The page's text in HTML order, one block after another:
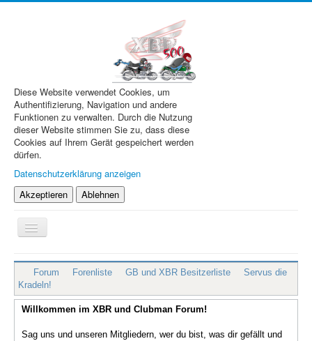
Diese Website verwendet Cookies, um
Authentifizierung, Navigation und andere
Funktionen zu verwalten. Durch die Nutzung
dieser Website stimmen Sie zu, dass diese
Cookies auf Ihrem Gerät gespeichert werden
dürfen.
Datenschutzerklärung anzeigen
Akzeptieren
Ablehnen
Navigation
an/aus
XBR.de
Technik
Forum
Treffen & Touren
Forum Forenliste GB und XBR Besitzerliste
Servus die
Kradeln!
Willkommen im XBR und Clubman Forum!
Sag uns und unseren Mitgliedern, wer du bist, was dir gefällt und